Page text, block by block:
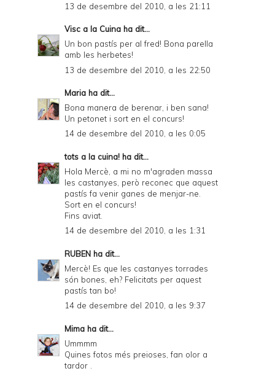
13 de desembre del 2010, a les 21:11
Visc a la Cuina ha dit...
Un bon pastís per al fred! Bona parella
amb les herbetes!
13 de desembre del 2010, a les 22:50
Maria ha dit...
Bona manera de berenar, i ben sana!
Un petonet i sort en el concurs!
14 de desembre del 2010, a les 0:05
tots a la cuina! ha dit...
Hola Mercè, a mi no m'agraden massa
les castanyes, però reconec que aquest
pastís fa venir ganes de menjar-ne.
Sort en el concurs!
Fins aviat.
14 de desembre del 2010, a les 1:31
RUBEN ha dit...
Mercè! Es que les castanyes torrades
són bones, eh? Felicitats per aquest
pastís tan bo!
14 de desembre del 2010, a les 9:37
Mima ha dit...
Ummmm
Quines fotos més preioses, fan olor a
tardor .